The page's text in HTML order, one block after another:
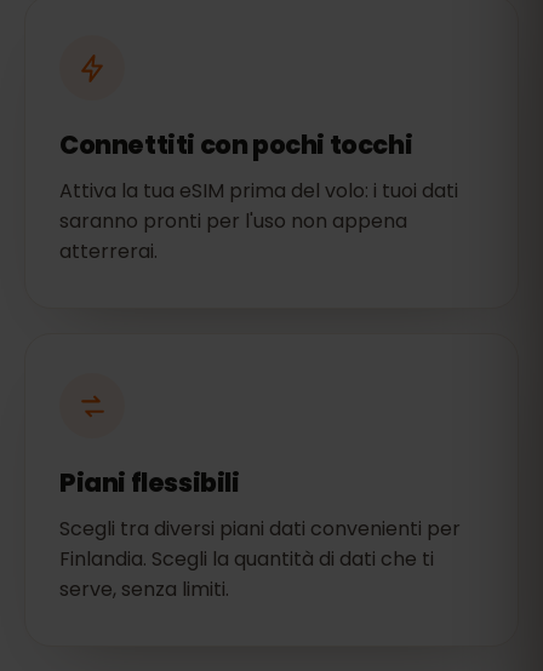
Connettiti con pochi tocchi
Attiva la tua eSIM prima del volo: i tuoi dati
saranno pronti per l'uso non appena
atterrerai.
Piani flessibili
Scegli tra diversi piani dati convenienti per
Finlandia. Scegli la quantità di dati che ti
serve, senza limiti.